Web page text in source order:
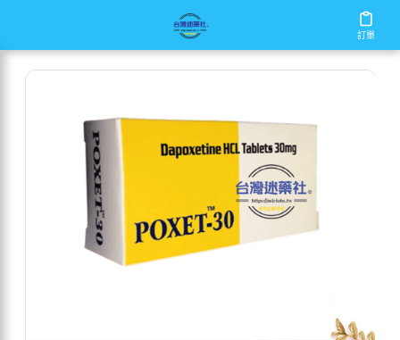
訂單
訂單
/ 必利勁(POXET)早洩剋星